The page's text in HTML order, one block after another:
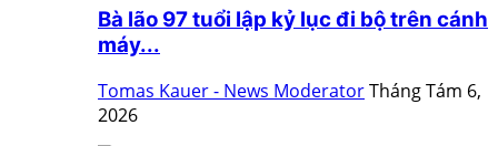
Bà lão 97 tuổi lập kỷ lục đi bộ trên cánh
máy...
Tomas Kauer - News ModeratorTháng Tám 6,
2026